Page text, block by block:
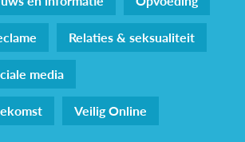
Relaties & seksualiteit
media
Veilig Online